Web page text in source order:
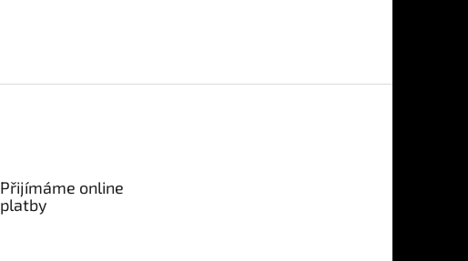
Přijímáme online
platby